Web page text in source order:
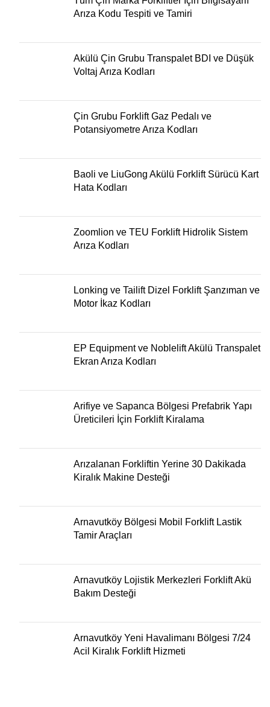
Arıza Kodu Tespiti ve Tamiri
Akülü Çin Grubu Transpalet BDI ve Düşük
Voltaj Arıza Kodları
Çin Grubu Forklift Gaz Pedalı ve
Potansiyometre Arıza Kodları
Baoli ve LiuGong Akülü Forklift Sürücü Kart
Hata Kodları
Zoomlion ve TEU Forklift Hidrolik Sistem
Arıza Kodları
Lonking ve Tailift Dizel Forklift Şanzıman ve
Motor İkaz Kodları
EP Equipment ve Noblelift Akülü Transpalet
Ekran Arıza Kodları
Arifiye ve Sapanca Bölgesi Prefabrik Yapı
Üreticileri İçin Forklift Kiralama
Arızalanan Forkliftin Yerine 30 Dakikada
Kiralık Makine Desteği
Arnavutköy Bölgesi Mobil Forklift Lastik
Tamir Araçları
Arnavutköy Lojistik Merkezleri Forklift Akü
Bakım Desteği
Arnavutköy Yeni Havalimanı Bölgesi 7/24
Acil Kiralık Forklift Hizmeti